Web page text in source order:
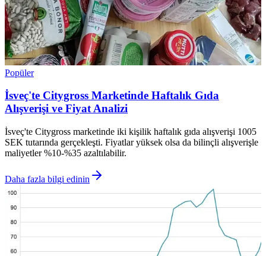
Popüler
İsveç'te Citygross Marketinde Haftalık Gıda
Alışverişi ve Fiyat Analizi
İsveç'te Citygross marketinde iki kişilik haftalık gıda alışverişi 1005
SEK tutarında gerçekleşti. Fiyatlar yüksek olsa da bilinçli alışverişle
maliyetler %10-%35 azaltılabilir.
Daha fazla bilgi edinin